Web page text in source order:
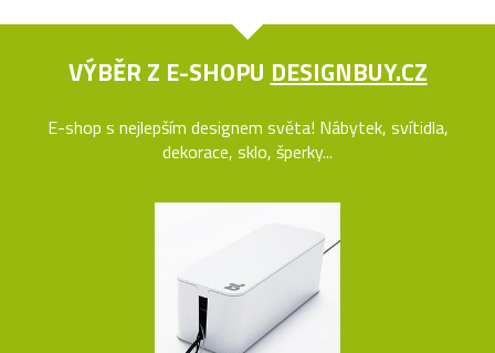
VÝBĚR Z E-SHOPU DESIGNBUY.CZ
E-shop s nejlepším designem světa! Nábytek, svítidla,
dekorace, sklo, šperky...